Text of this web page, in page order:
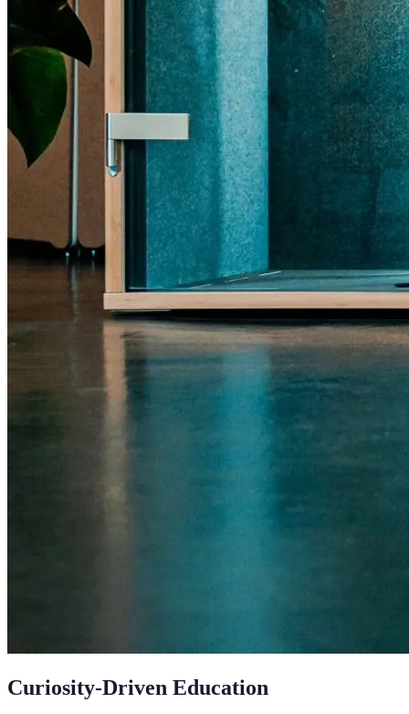
Curiosity-Driven Education